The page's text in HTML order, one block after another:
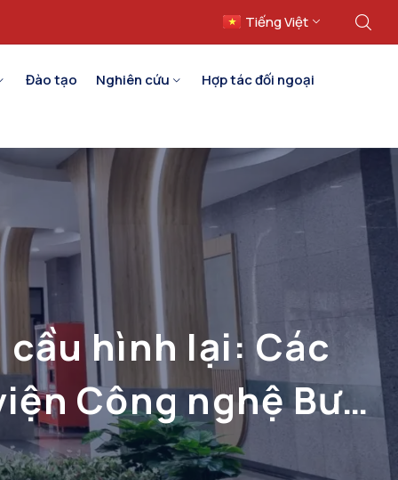
Tiếng Việt
English
Đào tạo Nghiên cứu
Hợp tác đối ngoại
cầu hình lại: Các
Công nghệ Bưu
California Irvine